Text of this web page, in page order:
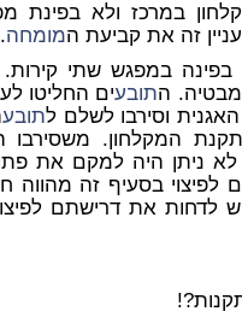
במרכז ולא בפינת
זה את קביעת המומחה.
בפינה במפגש שתי
התובעים החליטו
וסירבו לשלם לתובע
המקלחון. משסירבו
לא ניתן היה למקם את
בסעיף זה מהווה
לדחות את דרישתם